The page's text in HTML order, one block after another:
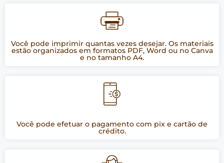
Você pode imprimir quantas vezes desejar. Os materiais
estão organizados em formatos PDF, Word ou no Canva
e no tamanho A4.
Você pode efetuar o pagamento com pix e cartão de
crédito.